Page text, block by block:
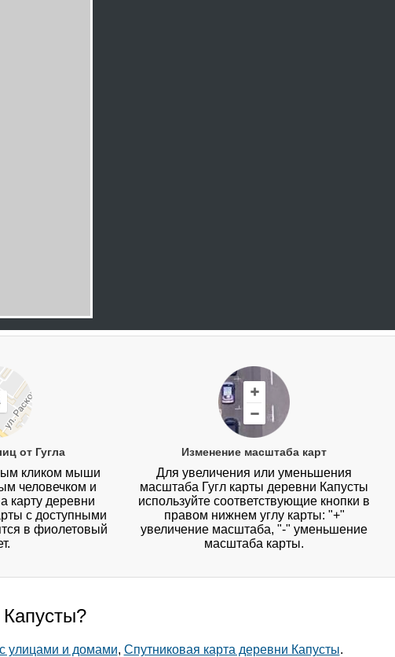
от Гугла
кликом мыши
человечком и
карту деревни
с доступными
в фиолетовый
Изменение масштаба карт
Для увеличения или уменьшения
масштаба Гугл карты деревни Капусты
используйте соответствующие кнопки в
правом нижнем углу карты: "+"
увеличение масштаба, "-" уменьшение
масштаба карты.
улицами и домами, Спутниковая карта деревни Капусты.